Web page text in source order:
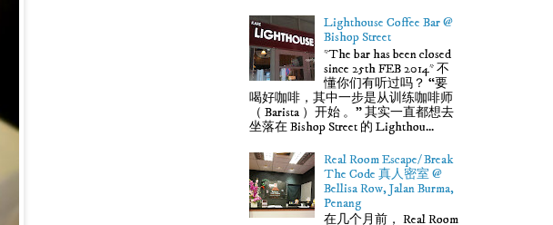
Lighthouse Coffee Bar @
Bishop Street
*The bar has been closed
since 25th FEB 2014* 不
懂你们有听过吗？ “要
喝好咖啡，其中一步是从训练咖啡师
（ Barista ）开始 。” 其实一直都想去
坐落在 Bishop Street 的 Lighthou...
Real Room Escape/ Break
The Code 真人密室 @
Bellisa Row, Jalan Burma,
Penang
在几个月前， Real Room